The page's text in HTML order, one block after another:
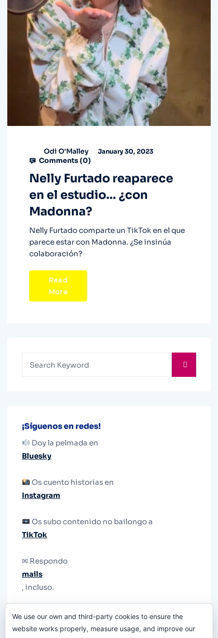
Odi O'Malley January 30, 2023
Comments (0)
Nelly Furtado reaparece
en el estudio… ¿con
Madonna?
Nelly Furtado comparte un TikTok en el que
parece estar con Madonna. ¿Se insinúa
colaboración?
Read
More
¡Síguenos en redes!
Doy la pelmada en
Bluesky
Os cuento historias en
Instagram
Os subo contenido no bailongo a
TikTok
✉ Respondo
mails
, incluso.
le quiten el teléfono.
We use our own and third-party cookies to ensure the
website works properly, measure usage, and improve our